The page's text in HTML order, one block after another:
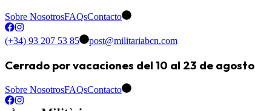
Sobre NosotrosFAQsContacto
(+34) 93 207 53 85 post@militariabcn.com
Cerrado por vacaciones del 10 al 23 de agosto
Sobre NosotrosFAQsContacto